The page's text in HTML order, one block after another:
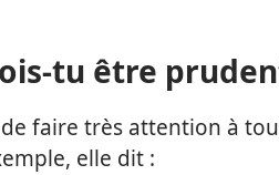
tu être
faire très attention à
elle dit :